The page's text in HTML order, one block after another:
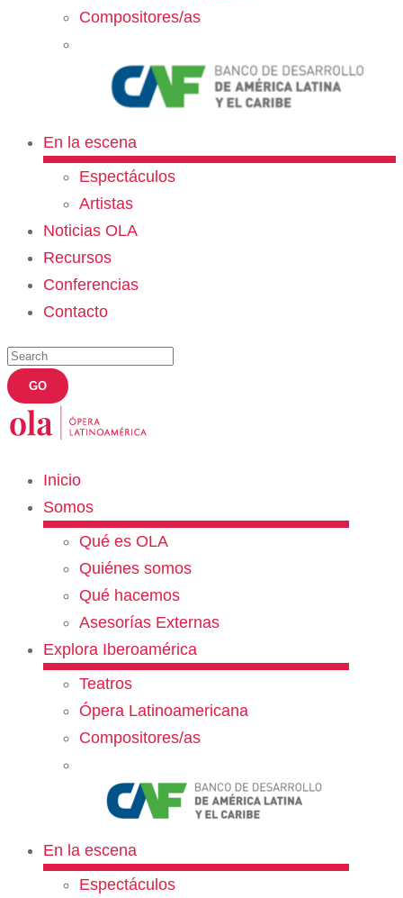
Compositores/as
En la escena
Espectáculos
Artistas
Noticias OLA
Recursos
Conferencias
Contacto
Inicio
Somos
Qué es OLA
Quiénes somos
Qué hacemos
Asesorías Externas
Explora Iberoamérica
Teatros
Ópera Latinoamericana
Compositores/as
En la escena
Espectáculos